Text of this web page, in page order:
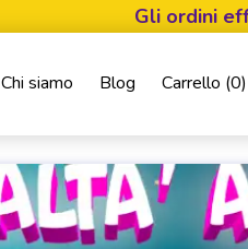
Gli ordini effettuati
Chi siamo Blog Carrello (0)